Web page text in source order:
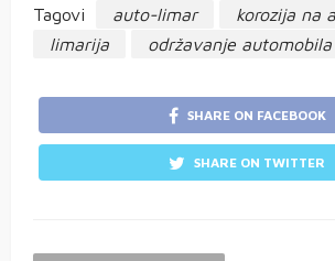
Tagovi auto-limar
korozija na
limarija
održavanje automobila
SHARE ON FACEBOOK
SHARE ON TWITTER